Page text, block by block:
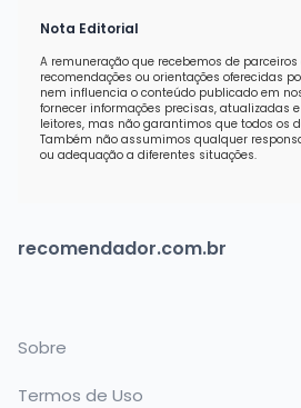
Nota Editorial
A remuneração que recebemos de
recomendações ou orientações oferecidas
nem influencia o conteúdo publicado em
fornecer informações precisas, atualizadas
leitores, mas não garantimos que todos os
Também não assumimos qualquer
ou adequação a diferentes situações.
recomendador.com.br
Sobre
Termos de Uso